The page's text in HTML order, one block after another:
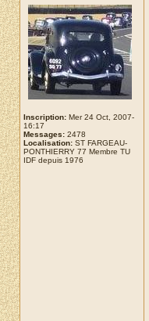
Inscription: Mer 24 Oct, 2007-
16:17
Messages: 2478
Localisation: ST FARGEAU-
PONTHIERRY 77 Membre TU
IDF depuis 1976